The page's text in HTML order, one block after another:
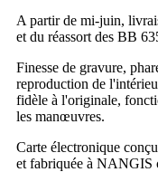
A partir de mi-juin,
et du réassort des BB
Finesse de gravure,
reproduction de
fidèle à l'originale,
les manœuvres.
Carte électronique
et fabriquée à NANGIS